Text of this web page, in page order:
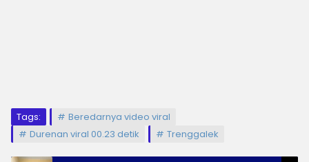
Tags:
Beredarnya video viral
Durenan viral 00.23 detik
Trenggalek